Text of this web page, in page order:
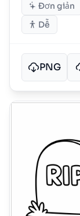
Đơn giản
Dễ
PNG